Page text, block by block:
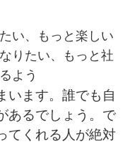
い、もっと楽しい
りたい、もっと社
よう
います。誰でも自
あるでしょう。で
てくれる人が絶対